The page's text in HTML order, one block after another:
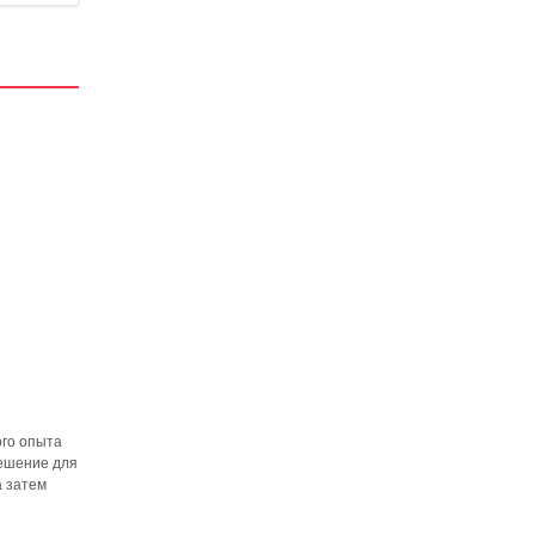
опыта
для
затем